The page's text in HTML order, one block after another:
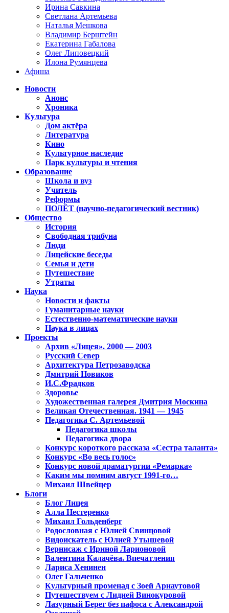
Ирина Савкина
Светлана Артемьева
Наталья Мешкова
Владимир Берштейн
Екатерина Габалова
Олег Липовецкий
Илона Румянцева
Афиша
Новости
Анонс
Хроника
Культура
Дом актёра
Литература
Кино
Культурное наследие
Парк культуры и чтения
Образование
Школа и вуз
Учитель
Реформы
ПОЛЁТ (научно-педагогический вестник)
Общество
История
Свободная трибуна
Люди
Лицейские беседы
Семья и дети
Путешествие
Утраты
Наука
Новости и факты
Гуманитарные науки
Естественно-математические науки
Наука в лицах
Проекты
Архив «Лицея». 2000 — 2003
Русский Север
Архитектура Петрозаводска
Дмитрий Новиков
И.С.Фрадков
Здоровье
Художественная галерея Дмитрия Москина
Великая Отечественная. 1941 — 1945
Педагогика С. Артемьевой
Педагогика школы
Педагогика двора
Конкурс короткого рассказа «Сестра таланта»
Конкурс «Во весь голос»
Конкурс новой драматургии «Ремарка»
Каким мы помним август 1991-го…
Михаил Швейцер
Блоги
Блог Лицея
Алла Нестеренко
Михаил Гольденберг
Родословная с Юлией Свинцовой
Видоискатель с Юлией Утышевой
Вернисаж с Ириной Ларионовой
Валентина Калачёва. Впечатления
Лариса Хенинен
Олег Гальченко
Культурный променад с Зоей Арнаутовой
Путешествуем с Лидией Винокуровой
Лазурный Берег без пафоса с Александрой